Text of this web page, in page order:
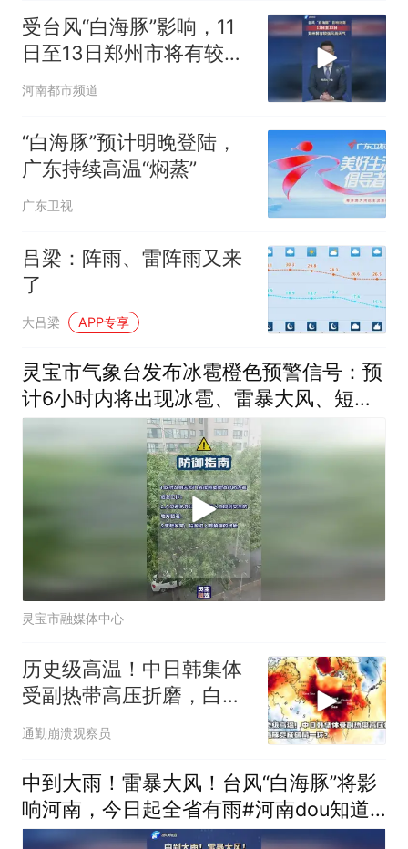
受台风“白海豚”影响，11
日至13日郑州市将有较强
风雨天气
河南都市频道
“白海豚”预计明晚登陆，
广东持续高温“焖蒸”
广东卫视
吕梁：阵雨、雷阵雨又来
了
大吕梁 APP专享
灵宝市气象台发布冰雹橙色预警信号：预
计6小时内将出现冰雹、雷暴大风、短时
强降水
灵宝市融媒体中心
历史级高温！中日韩集体
受副热带高压折磨，白海
豚竟成破局一环？
通勤崩溃观察员
中到大雨！雷暴大风！台风“白海豚”将影
响河南，今日起全省有雨#河南dou知道
#天气 #下雨了 #台风